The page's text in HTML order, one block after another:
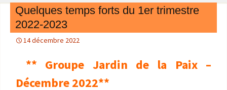
Quelques temps forts du 1er trimestre
2022-2023
14 décembre 2022
** Groupe Jardin de la Paix –
Décembre 2022**